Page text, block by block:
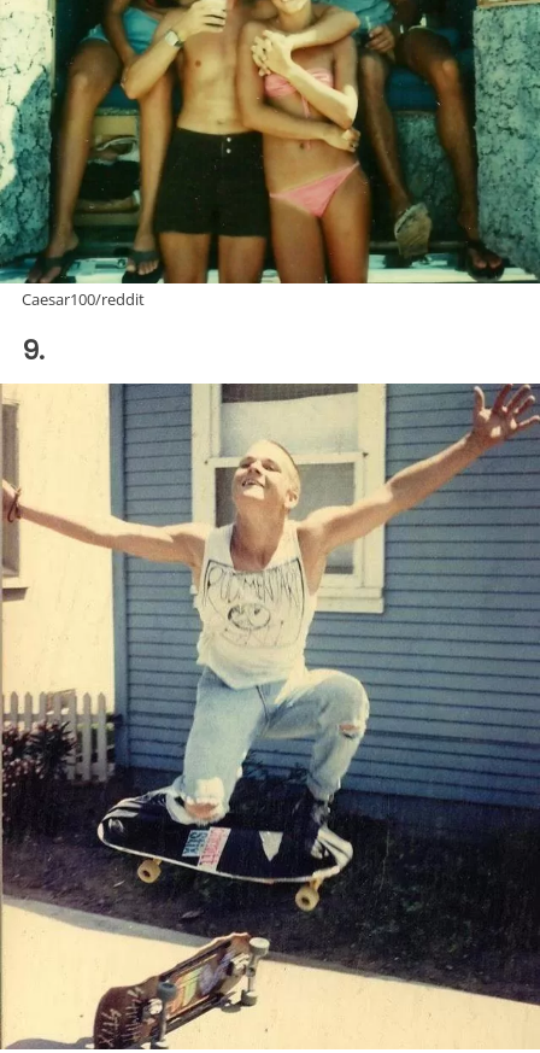
Caesar100/reddit
9.